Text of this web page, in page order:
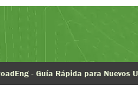
- Guía Rápida para Nuevos